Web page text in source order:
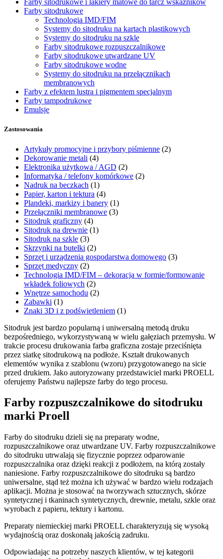
Farby sitodrukowe i lakiery matowe do tarcz wskaźników
Farby sitodrukowe
Technologia IMD/FIM
Systemy do sitodruku na kartach plastikowych
Systemy do sitodruku na szkle
Farby sitodrukowe rozpuszczalnikowe
Farby sitodrukowe utwardzane UV
Farby sitodrukowe wodne
Systemy do sitodruku na przełącznikach
membranowych
Farby z efektem lustra i pigmentem specjalnym
Farby tampodrukowe
Emulsje
Zastosowania
Artykuły promocyjne i przybory piśmienne (2)
Dekorowanie metali (4)
Elektronika użytkowa / AGD (2)
Informatyka / telefony komórkowe (2)
Nadruk na beczkach (1)
Papier, karton i tektura (4)
Plandeki, markizy i banery (1)
Przełączniki membranowe (3)
Sitodruk graficzny (4)
Sitodruk na drewnie (1)
Sitodruk na szkle (3)
Skrzynki na butelki (2)
Sprzęt i urządzenia gospodarstwa domowego (3)
Sprzęt medyczny (2)
Technologia IMD/FIM – dekoracja w formie/formowanie
wkładek foliowych (2)
Wnętrze samochodu (2)
Zabawki (1)
Znaki 3D i z podświetleniem (1)
Sitodruk jest bardzo popularną i uniwersalną metodą druku
bezpośredniego, wykorzystywaną w wielu gałęziach przemysłu. W
trakcie procesu drukowania farba graficzna zostaje przeciśnięta
przez siatkę sitodrukową na podłoże. Kształt drukowanych
elementów wynika z szablonu (wzoru) przygotowanego na sicie
przed drukiem. Jako autoryzowany przedstawiciel marki PROELL
oferujemy Państwu najlepsze farby do tego procesu.
Farby rozpuszczalnikowe do sitodruku
marki Proell
Farby do sitodruku dzieli się na preparaty wodne,
rozpuszczalnikowe oraz utwardzane UV. Farby rozpuszczalnikowe
do sitodruku utrwalają się fizycznie poprzez odparowanie
rozpuszczalnika oraz dzięki reakcji z podłożem, na którą zostały
naniesione. Farby rozpuszczalnikowe do sitodruku są bardzo
uniwersalne, stąd też można ich używać w bardzo wielu rodzajach
aplikacji. Można je stosować na tworzywach sztucznych, skórze
syntetycznej i tkaninach syntetycznych, drewnie, metalu, szkle oraz
wyrobach z papieru, tektury i kartonu.
Preparaty niemieckiej marki PROELL charakteryzują się wysoką
wydajnością oraz doskonałą jakością zadruku.
Odpowiadając na potrzeby naszych klientów, w tej kategorii